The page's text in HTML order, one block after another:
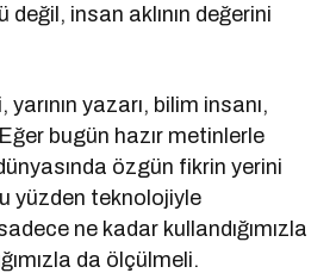
insan aklının değerini
yazarı, bilim insanı,
bugün hazır metinlerle
özgün fikrin yerini
yüzden teknolojiyle
ne kadar kullandığımızla
da ölçülmeli.